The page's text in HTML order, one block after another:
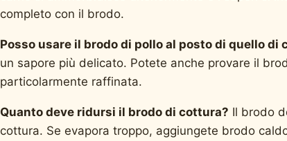
completo con il brodo.
Posso usare il brodo di pollo al posto di quello di
un sapore più delicato. Potete anche provare il
particolarmente raffinata.
Quanto deve ridursi il brodo di cottura? Il brodo
cottura. Se evapora troppo, aggiungete brodo